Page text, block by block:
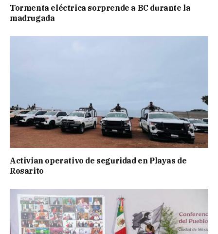
Tormenta eléctrica sorprende a BC durante la
madrugada
Activian operativo de seguridad en Playas de
Rosarito